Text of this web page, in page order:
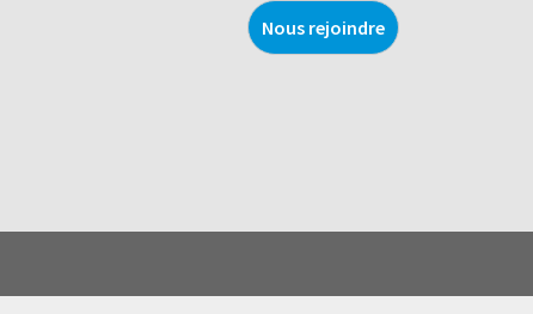
Nous rejoindre